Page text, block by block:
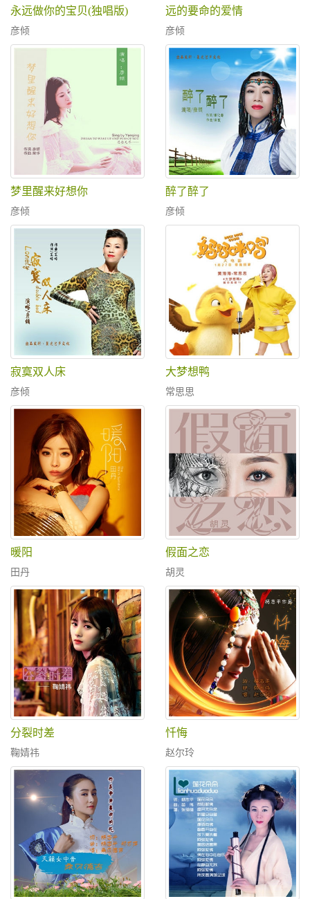
永远做你的宝贝(独唱版)
彦倾
远的要命的爱情
彦倾
梦里醒来好想你
彦倾
醉了醉了
彦倾
寂寞双人床
彦倾
大梦想鸭
常思思
暖阳
田丹
假面之恋
胡灵
分裂时差
鞠婧祎
忏悔
赵尔玲